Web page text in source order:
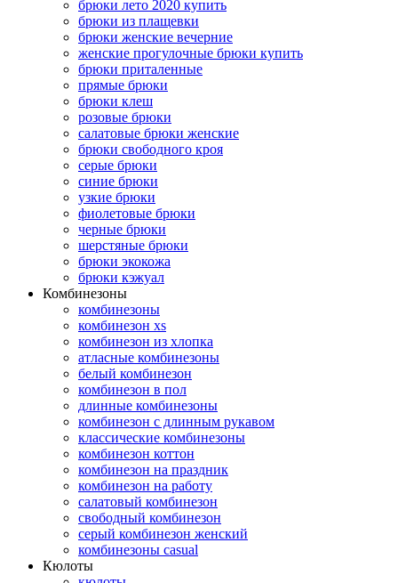
брюки лето 2020 купить
брюки из плащевки
брюки женские вечерние
женские прогулочные брюки купить
брюки приталенные
прямые брюки
брюки клеш
розовые брюки
салатовые брюки женские
брюки свободного кроя
серые брюки
синие брюки
узкие брюки
фиолетовые брюки
черные брюки
шерстяные брюки
брюки экокожа
брюки кэжуал
Комбинезоны
комбинезоны
комбинезон xs
комбинезон из хлопка
атласные комбинезоны
белый комбинезон
комбинезон в пол
длинные комбинезоны
комбинезон с длинным рукавом
классические комбинезоны
комбинезон коттон
комбинезон на праздник
комбинезон на работу
салатовый комбинезон
свободный комбинезон
серый комбинезон женский
комбинезоны casual
Кюлоты